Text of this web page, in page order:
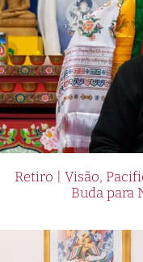
Retiro | Visão,
Buda para